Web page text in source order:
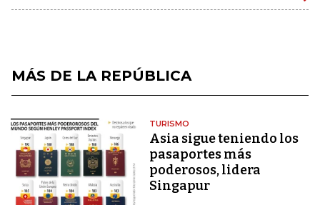
MÁS DE LA REPÚBLICA
TURISMO
Asia sigue teniendo los
pasaportes más
poderosos, lidera
Singapur